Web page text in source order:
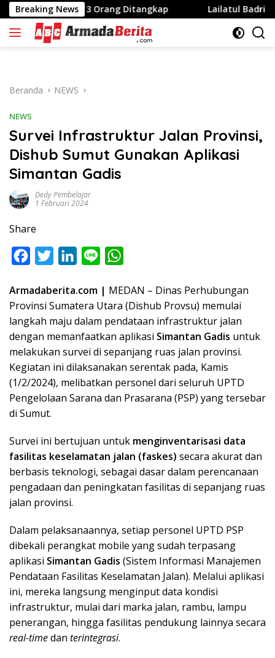
Langsung
ke
konten
Breaking News
3 Orang Ditangkap Lailatul Badri: Gen Z dan
Beranda NEWS
NEWS
Survei Infrastruktur Jalan Provinsi,
Dishub Sumut Gunakan Aplikasi
Simantan Gadis
Dedy Pembelajar
1 Februari 2024
Share
c
e
o
o
k
i
t
e
r
n
k
d
I
n
e
a
t
A
p
p
Armadaberita.com | MEDAN – Dinas Perhubungan
Provinsi Sumatera Utara (Dishub Provsu) memulai
langkah maju dalam pendataan infrastruktur jalan
dengan memanfaatkan aplikasi Simantan Gadis untuk
melakukan survei di sepanjang ruas jalan provinsi.
Kegiatan ini dilaksanakan serentak pada, Kamis
(1/2/2024), melibatkan personel dari seluruh UPTD
Pengelolaan Sarana dan Prasarana (PSP) yang tersebar
di Sumut.
Survei ini bertujuan untuk menginventarisasi data
fasilitas keselamatan jalan (faskes) secara akurat dan
berbasis teknologi, sebagai dasar dalam perencanaan
pengadaan dan peningkatan fasilitas di sepanjang ruas
jalan provinsi.
Dalam pelaksanaannya, setiap personel UPTD PSP
dibekali perangkat mobile yang sudah terpasang
aplikasi Simantan Gadis (Sistem Informasi Manajemen
Pendataan Fasilitas Keselamatan Jalan). Melalui aplikasi
ini, mereka langsung menginput data kondisi
infrastruktur, mulai dari marka jalan, rambu, lampu
penerangan, hingga fasilitas pendukung lainnya secara
real-timedan terintegrasi.